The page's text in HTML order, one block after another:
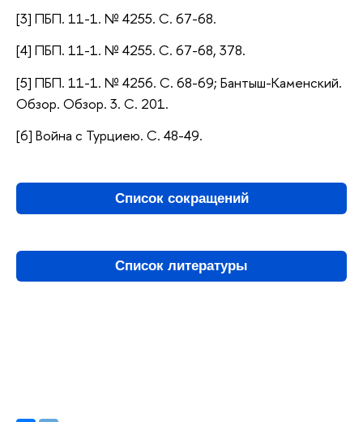
[3] ПБП. 11-1. № 4255. С. 67-68.
[4] ПБП. 11-1. № 4255. С. 67-68, 378.
[5] ПБП. 11-1. № 4256. С. 68-69; Бантыш-Каменский.
Обзор. Обзор. 3. С. 201.
[6] Война с Турциею. С. 48-49.
Список сокращений
Список литературы